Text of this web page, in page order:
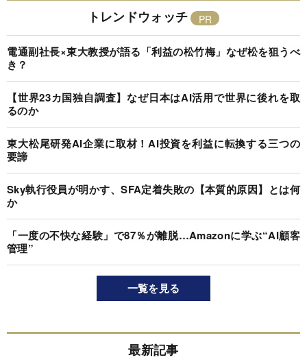
トレンドウォッチ
電通副社長×東大教授が語る「利益の松竹梅」なぜ松を狙うべ
き？
【世界23カ国独自調査】なぜ日本はAI活用で世界に後れを取
るのか
東大松尾研発AI企業に取材！AI投資を利益に転換する三つの
要諦
Sky執行役員が明かす、SFA定着失敗の【本質的原因】とは何
か
「一度の不快な経験」で87％が離脱…Amazonに学ぶ“AI顧客
管理”
一覧を見る
最新記事